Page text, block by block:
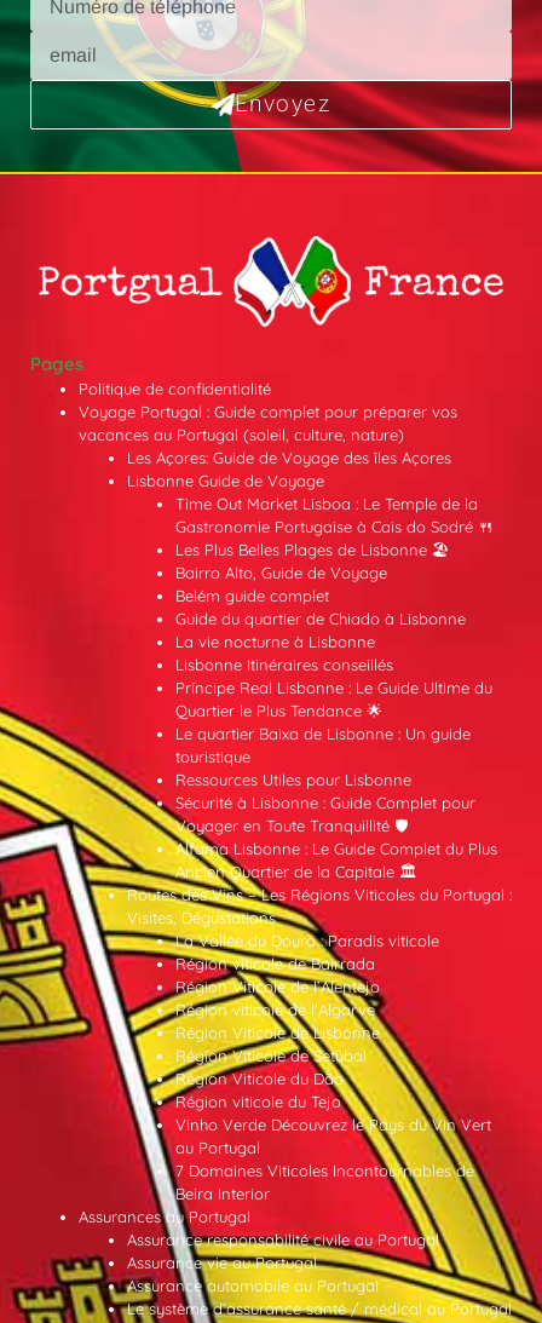
Envoyez
Pages
Politique de confidentialité
Voyage Portugal : Guide complet pour préparer vos
vacances au Portugal (soleil, culture, nature)
Les Açores: Guide de Voyage des îles Açores
Lisbonne Guide de Voyage
Time Out Market Lisboa : Le Temple de la
Gastronomie Portugaise à Cais do Sodré 🍴
Les Plus Belles Plages de Lisbonne 🏖️
Bairro Alto, Guide de Voyage
Belém guide complet
Guide du quartier de Chiado à Lisbonne
La vie nocturne à Lisbonne
Lisbonne Itinéraires conseillés
Príncipe Real Lisbonne : Le Guide Ultime du
Quartier le Plus Tendance 🌟
Le quartier Baixa de Lisbonne : Un guide
touristique
Ressources Utiles pour Lisbonne
Sécurité à Lisbonne : Guide Complet pour
Voyager en Toute Tranquillité 🛡️
Alfama Lisbonne : Le Guide Complet du Plus
Ancien Quartier de la Capitale 🏛️
Routes des Vins – Les Régions Viticoles du Portugal :
Visites, Dégustations
La Vallée du Douro : Paradis viticole
Région viticole de Bairrada
Région Viticole de l’Alentejo
Région viticole de l’Algarve
Région Viticole de Lisbonne
Région Viticole de Setúbal
Région Viticole du Dão
Région viticole du Tejo
Vinho Verde Découvrez le Pays du Vin Vert
au Portugal
7 Domaines Viticoles Incontournables de
Beira Interior
Assurances au Portugal
Assurance responsabilité civile au Portugal
Assurance vie au Portugal
Assurance automobile au Portugal
Le système d’assurance santé / médical au Portugal